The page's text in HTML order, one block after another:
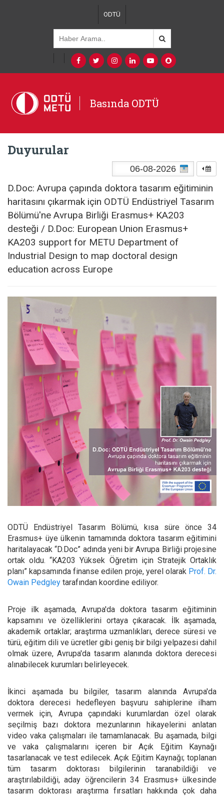
ODTÜ
Basında ODTÜ
Duyurular
D.Doc: Avrupa çapında doktora tasarım eğitiminin
haritasını çıkarmak için ODTÜ Endüstriyel Tasarım
Bölümü'ne Avrupa Birliği Erasmus+ KA203
desteği / D.Doc: European Union Erasmus+
KA203 support for METU Department of
Industrial Design to map doctoral design
education across Europe
ODTÜ Endüstriyel Tasarım Bölümü, kısa süre önce 34
Erasmus+ üye ülkenin tamamında doktora tasarım eğitimini
haritalayacak “D.Doc” adında yeni bir Avrupa Birliği projesine
ortak oldu. “KA203 Yüksek Öğretim için Stratejik Ortaklık
planı” kapsamında finanse edilen proje, yerel olarak Prof. Dr.
Owain Pedgley tarafından koordine ediliyor.
Proje ilk aşamada, Avrupa'da doktora tasarım eğitiminin
kapsamını ve özelliklerini ortaya çıkaracak. İlk aşamada,
akademik ortaklar; araştırma uzmanlıkları, derece süresi ve
türü, eğitim dili ve ücretler gibi geniş bir bilgi yelpazesi dahil
olmak üzere, Avrupa'da tasarım alanında doktora derecesi
alınabilecek kurumları belirleyecek.
İkinci aşamada bu bilgiler, tasarım alanında Avrupa'da
doktora derecesi hedefleyen başvuru sahiplerine ilham
vermek için, Avrupa çapındaki kurumlardan özel olarak
seçilmiş bazı doktora mezunlarının hikayelerini anlatan
video vaka çalışmaları ile tamamlanacak. Bu aşamada, bilgi
ve vaka çalışmalarını içeren bir Açık Eğitim Kaynağı
tasarlanacak ve test edilecek. Açık Eğitim Kaynağı; toplanan
tüm tasarım doktorası bilgilerinin taranabildiği ve
araştırılabildiği, aday öğrencilerin 34 Erasmus+ ülkesinde
tasarım doktorası araştırma fırsatları hakkında çok daha